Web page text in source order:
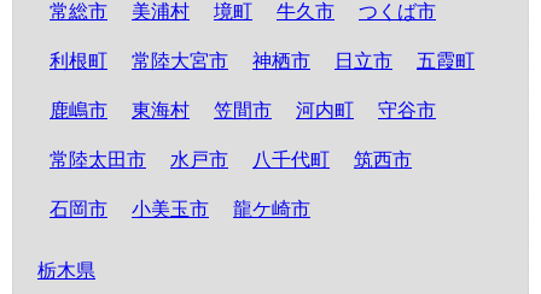
常総市 美浦村 境町 牛久市 つくば市
利根町 常陸大宮市 神栖市 日立市 五霞町
鹿嶋市 東海村 笠間市 河内町 守谷市
常陸太田市 水戸市 八千代町 筑西市
石岡市 小美玉市 龍ケ崎市
栃木県